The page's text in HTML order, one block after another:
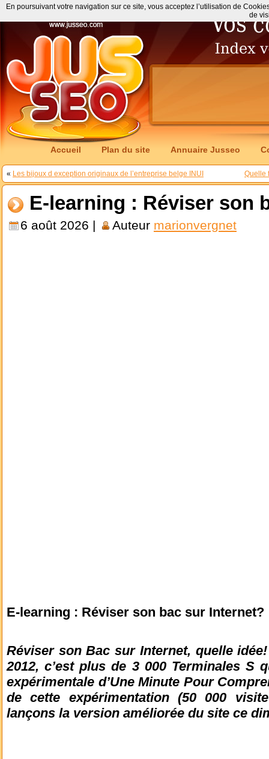
Accueil Plan du site Annuaire Jusseo
« Les bijoux d exception originaux de l’entreprise belge INUI Quelle
E-learning : Réviser son
6 août 2026 | Auteur marionvergnet
E-learning : Réviser son bac sur Internet?
Réviser son Bac sur Internet, quelle
2012, c’est plus de 3 000 Terminales S
expérimentale d’Une Minute Pour
de cette expérimentation (50 000
lançons la version améliorée du site ce
En poursuivant votre navigation sur ce site, vous acceptez l’utilisation de
de